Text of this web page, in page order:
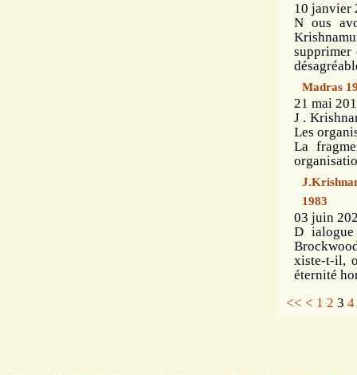
10 janvier
N ous
supprimer
Madras
21 mai
J .
Les
La
1983
03 juin
D
xiste-t-il,
éternité
<< < 1 2 3 4